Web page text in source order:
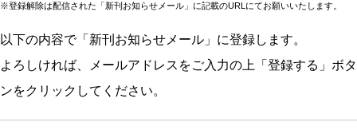
※登録解除は配信された「新刊お知らせメール」に記載のURLにてお願いいたします。
以下の内容で「新刊お知らせメール」に登録します。
よろしければ、メールアドレスをご入力の上「登録する」ボタ
ンをクリックしてください。